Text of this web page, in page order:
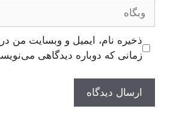
وبگاه
ذخیره نام، ایمیل و وبسایت من
زمانی که دوباره دیدگاهی